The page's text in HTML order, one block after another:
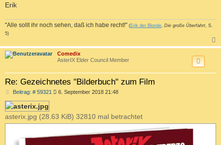
Erik
"Alle sollt ihr noch sehen, daß ich habe recht!" (Erik der Blonde Die große Überfahrt , S.
5)
a
Comedix
AsterIX Elder Council Member
Re: Gezeichnetes "Bilderbuch" zum Film
Beitrag: # 59321 B
r
a
6. September 2018 21:48
asterix.jpg (28.63 KiB) 32810 mal betrachtet